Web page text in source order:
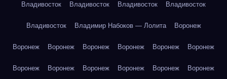
Владивосток Владивосток Владивосток Владивосток
Владивосток Владимир Набоков — Лолита Воронеж
Воронеж Воронеж Воронеж Воронеж Воронеж Воронеж
Воронеж Воронеж Воронеж Воронеж Воронеж Воронеж